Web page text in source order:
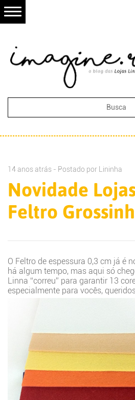
14 anos atrás - Postado por Lininha
Novidade
Feltro
O Feltro de espessura 0,3 cm já é
há algum tempo, mas aqui só
Linna “correu” para garantir 13
especialmente para vocês,